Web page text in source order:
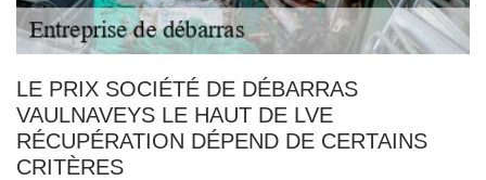
LE PRIX SOCIÉTÉ DE DÉBARRAS
VAULNAVEYS LE HAUT DE LVE
RÉCUPÉRATION DÉPEND DE CERTAINS
CRITÈRES